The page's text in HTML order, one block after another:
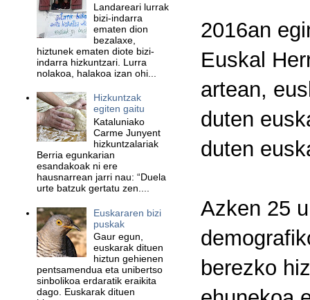
2016an
Euskal
artean,
duten
duten
Azken 25
berezko
Landareari lurrak
bizi-indarra
ematen dion
bezalaxe,
hiztunek ematen diote bizi-
indarra hizkuntzari. Lurra
nolakoa, halakoa izan ohi...
Hizkuntzak
egiten gaitu
Kataluniako
Carme Junyent
hizkuntzalariak
Berria egunkarian
esandakoak ni ere
hausnarrean jarri nau: “Duela
urte batzuk gertatu zen....
Euskararen bizi
puskak
Gaur egun,
euskarak dituen
hiztun gehienen
pentsamendua eta unibertso
sinbolikoa erdaratik eraikita
dago. Euskarak dituen